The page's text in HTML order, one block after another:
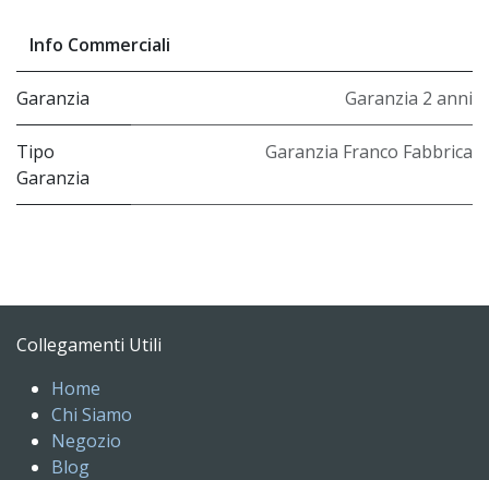
Info Commerciali
Garanzia Garanzia 2 anni
Tipo
Garanzia
Garanzia Franco Fabbrica
Collegamenti Utili
Home
Chi Siamo
Negozio
Blog